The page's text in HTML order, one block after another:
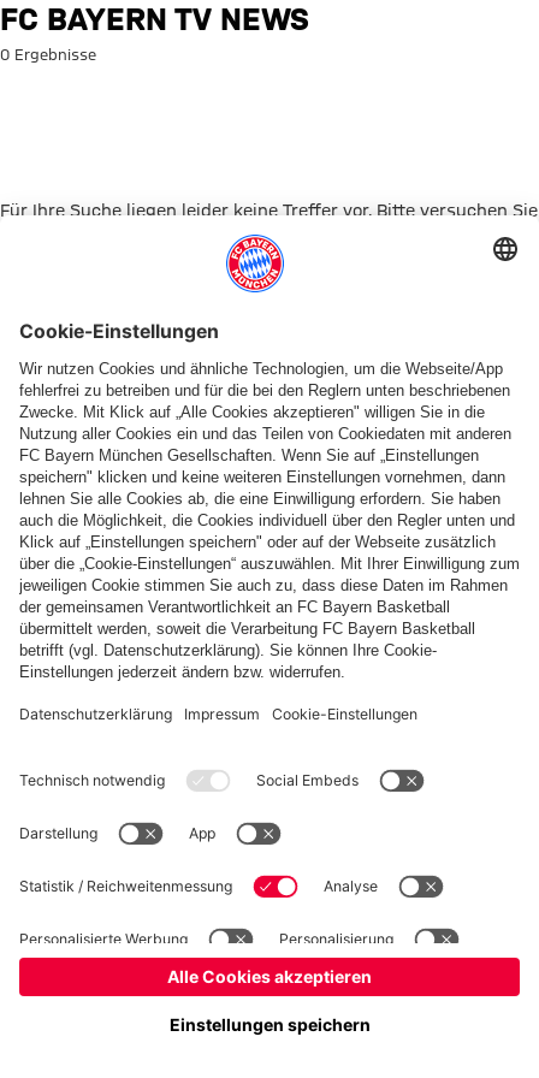
Suche: FC Bayern TV News
FC BAYERN TV NEWS
0 Ergebnisse
Für Ihre Suche liegen leider keine Treffer vor. Bitte versuchen Sie
Zur Startseite
Basketball Frauen Handball Schach Schiedsrichter
Seniorenfußball
Tischtennis
Impressum Datenschutz Nutzungsbedingungen Barrierefreiheit